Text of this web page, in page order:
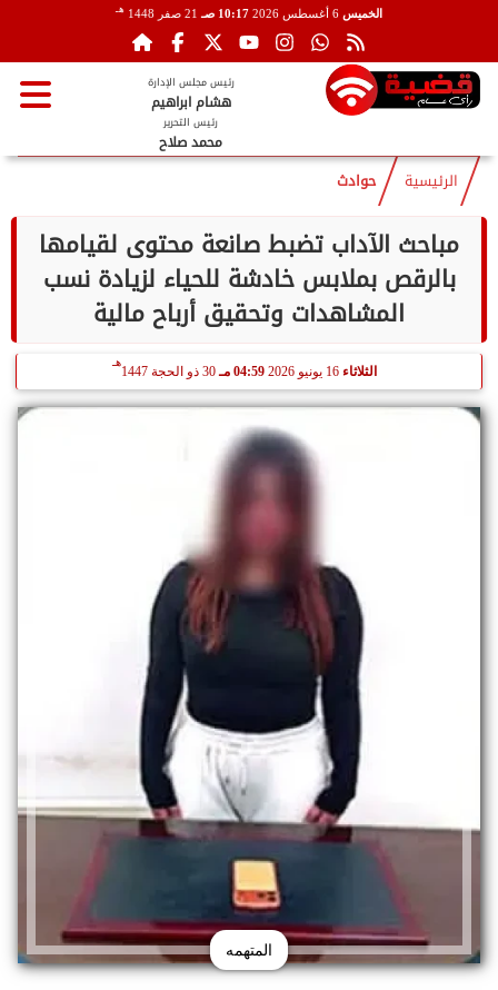
الخميس 10:17 صـ 21 صفر 1448 هـ
رئيس مجلس الإدارة
هشام ابراهيم
رئيس التحرير
محمد صلاح
الرئيسية حوادث
مباحث الآداب تضبط صانعة محتوى لقيامها
بالرقص بملابس خادشة للحياء لزيادة نسب
المشاهدات وتحقيق أرباح مالية
الثلاثاء 04:59 مـ 30 ذو الحجة 1447
هـ
المتهمه